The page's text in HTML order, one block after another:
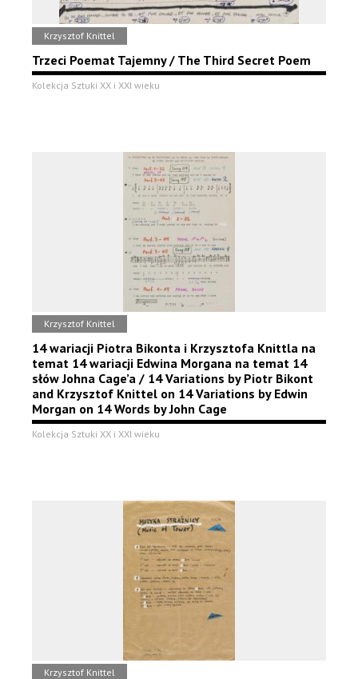
Krzysztof Knittel
Trzeci Poemat Tajemny / The Third Secret Poem
Kolekcja Sztuki XX i XXI wieku
Krzysztof Knittel
14 wariacji Piotra Bikonta i Krzysztofa Knittla na
temat 14 wariacji Edwina Morgana na temat 14
słów Johna Cage’a / 14 Variations by Piotr Bikont
and Krzysztof Knittel on 14 Variations by Edwin
Morgan on 14 Words by John Cage
Kolekcja Sztuki XX i XXI wieku
Krzysztof Knittel